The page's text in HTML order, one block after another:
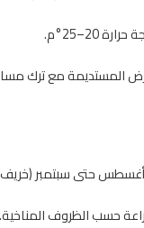
أغسطس حتى سبتمبر